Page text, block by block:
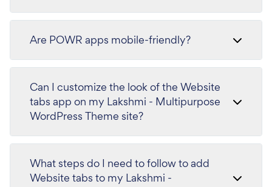
Are POWR apps mobile-friendly?
Can I customize the look of the Website
tabs app on my Lakshmi - Multipurpose
WordPress Theme site?
What steps do I need to follow to add
Website tabs to my Lakshmi -